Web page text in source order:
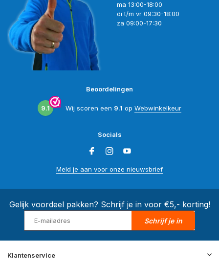
ma 13:00-18:00
di t/m vr 09:30-18:00
za 09:00-17:30
Beoordelingen
9.1 Wij scoren een 9.1 op Webwinkelkeur
Socials
Meld je aan voor onze nieuwsbrief
Gelijk voordeel pakken? Schrijf je in voor €5,- korting!
Schrijf je in
Klantenservice